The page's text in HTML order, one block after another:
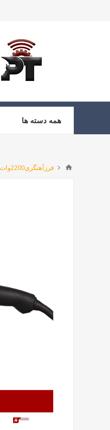
همه دسته ها
فرزآهنگری2200وات آاگ مدل:WS2200-180